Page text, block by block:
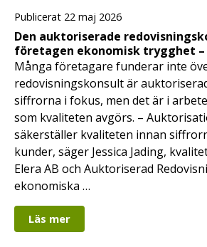
Publicerat 22 maj 2026
Den auktoriserade
företagen ekonomisk trygghet –
Många företagare funderar inte
redovisningskonsult är
siffrorna i fokus, men det är i
som kvaliteten avgörs. –
säkerställer kvaliteten innan
kunder, säger Jessica Jading,
Elera AB och Auktoriserad
ekonomiska …
Läs mer